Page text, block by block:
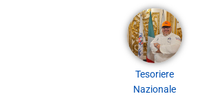
Tesoriere
Nazionale